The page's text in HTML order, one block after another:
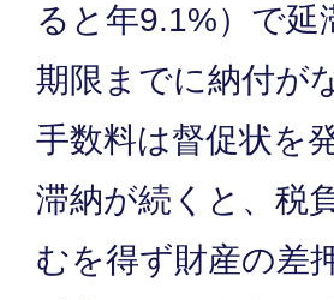
ると年9.1%）で
期限までに納付が
手数料は督促状を
滞納が続くと、税
むを得ず財産の差